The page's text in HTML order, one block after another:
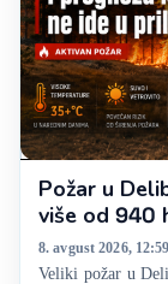
Požar u
više od 940
veliki problem
8. avgust 2026, 12:59
Veliki požar u